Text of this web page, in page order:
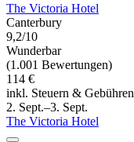
The Victoria Hotel
Canterbury
9,2/10
Wunderbar
(1.001 Bewertungen)
114 €
inkl. Steuern & Gebühren
2. Sept.–3. Sept.
The Victoria Hotel